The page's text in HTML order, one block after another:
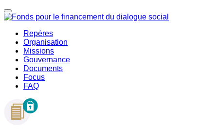
Repères
Organisation
Missions
Gouvernance
Documents
Focus
FAQ